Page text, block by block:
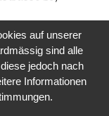
und
auf unserer
sind alle
jedoch nach
Informationen